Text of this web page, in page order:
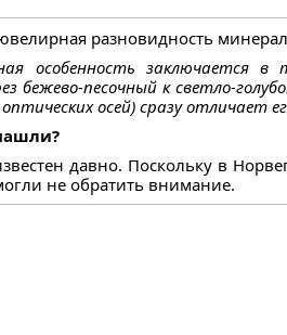
разновидность
особенность
бежево-песочный к светло-
осей) сразу отличает
давно. Поскольку в
не обратить внимание.